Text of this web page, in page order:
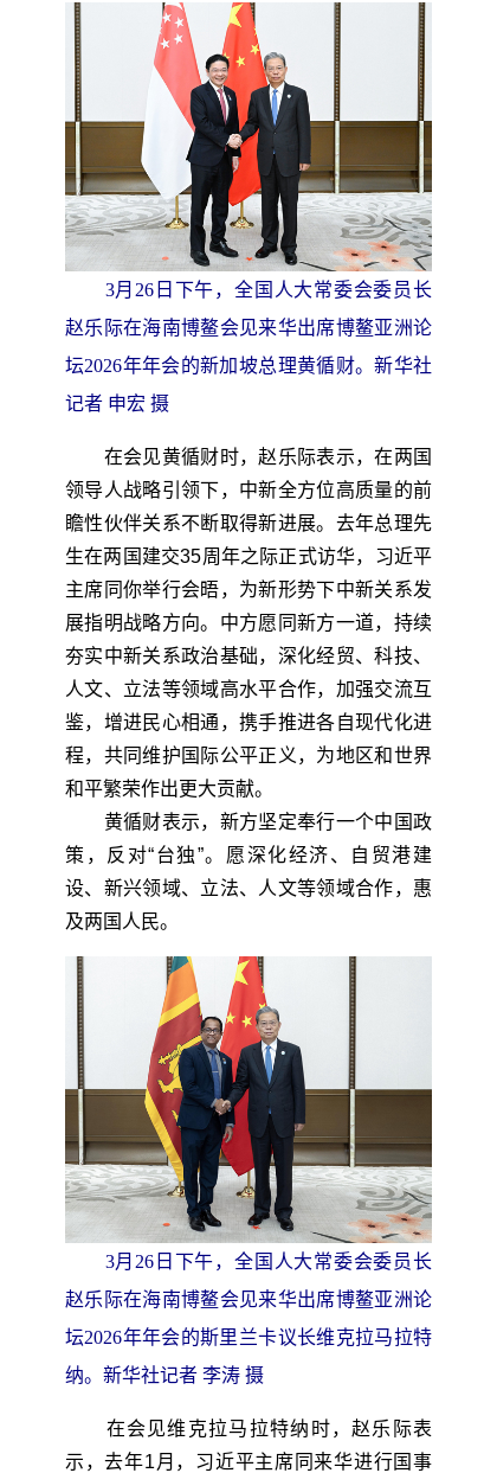
3月26日下午，全国人大常委会委员长
赵乐际在海南博鳌会见来华出席博鳌亚洲论
坛2026年年会的新加坡总理黄循财。新华社
记者 申宏 摄
在会见黄循财时，赵乐际表示，在两国
领导人战略引领下，中新全方位高质量的前
瞻性伙伴关系不断取得新进展。去年总理先
生在两国建交35周年之际正式访华，习近平
主席同你举行会晤，为新形势下中新关系发
展指明战略方向。中方愿同新方一道，持续
夯实中新关系政治基础，深化经贸、科技、
人文、立法等领域高水平合作，加强交流互
鉴，增进民心相通，携手推进各自现代化进
程，共同维护国际公平正义，为地区和世界
和平繁荣作出更大贡献。
黄循财表示，新方坚定奉行一个中国政
策，反对“台独”。愿深化经济、自贸港建
设、新兴领域、立法、人文等领域合作，惠
及两国人民。
3月26日下午，全国人大常委会委员长
赵乐际在海南博鳌会见来华出席博鳌亚洲论
坛2026年年会的斯里兰卡议长维克拉马拉特
纳。新华社记者 李涛 摄
在会见维克拉马拉特纳时，赵乐际表
示，去年1月，习近平主席同来华进行国事